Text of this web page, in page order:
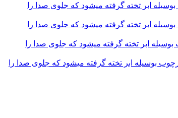
ابر تخته گرفته میشود که جلوی صدا را
ابر تخته گرفته میشود که جلوی صدا را
ابر تخته گرفته میشود که جلوی صدا را
ابر تخته گرفته میشود که جلوی صدا را